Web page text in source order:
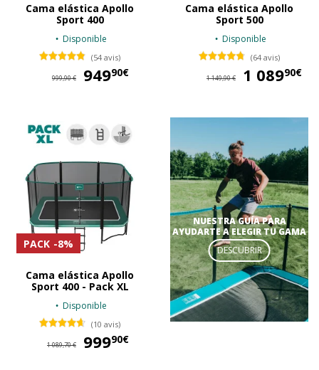
Cama elástica Apollo
Sport 400
Disponible
(54 avis)
999,90 € 94990€
Cama elástica Apollo
Sport 500
Disponible
(64 avis)
1 149,90 € 1 08990€
PACK -8%
Cama elástica Apollo
Sport 400 - Pack XL
Disponible
(10 avis)
1 089,70 € 99990€
NUESTRA GUÍA PARA
AYUDARTE A ELEGIR TU GAMA
DESCUBRIR